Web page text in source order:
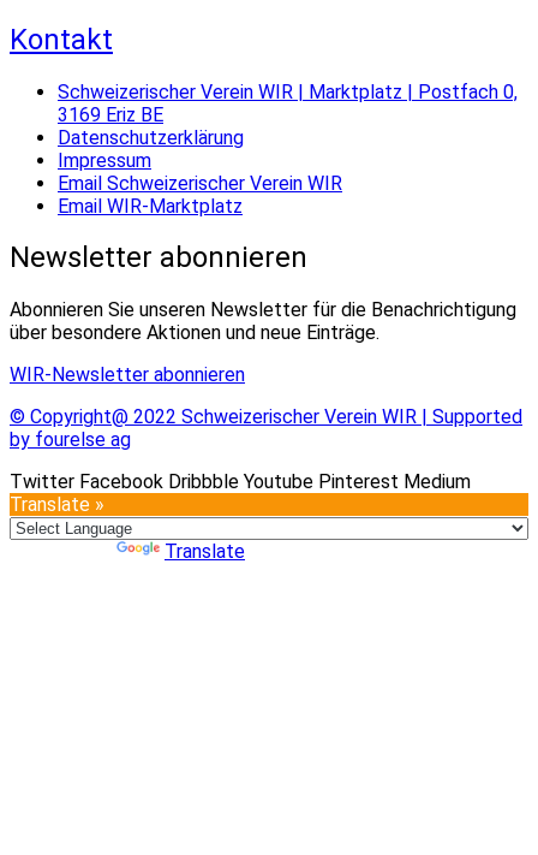
Kontakt
Schweizerischer Verein WIR | Marktplatz | Postfach 0,
3169 Eriz BE
Datenschutzerklärung
Impressum
Email Schweizerischer Verein WIR
Email WIR-Marktplatz
Newsletter abonnieren
Abonnieren Sie unseren Newsletter für die Benachrichtigung
über besondere Aktionen und neue Einträge.
WIR-Newsletter abonnieren
© Copyright@ 2022 Schweizerischer Verein WIR | Supported
by fourelse ag
Twitter Facebook Dribbble Youtube Pinterest Medium
Translate »
Translate